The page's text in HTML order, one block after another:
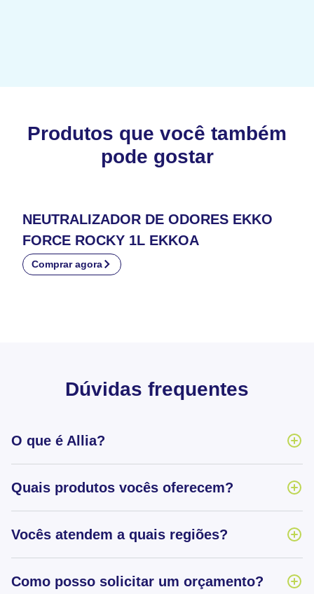
Produtos que você também
pode gostar
NEUTRALIZADOR DE ODORES EKKO
FORCE ROCKY 1L EKKOA
Comprar agora
Dúvidas frequentes
O que é Allia?
Quais produtos vocês oferecem?
Vocês atendem a quais regiões?
Como posso solicitar um orçamento?